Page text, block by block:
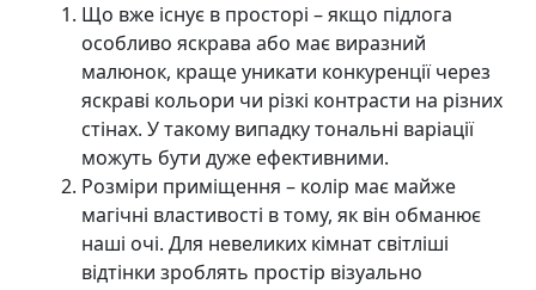
Що вже існує в просторі – якщо підлога
особливо яскрава або має виразний
малюнок, краще уникати конкуренції через
яскраві кольори чи різкі контрасти на різних
стінах. У такому випадку тональні варіації
можуть бути дуже ефективними.
Розміри приміщення – колір має майже
магічні властивості в тому, як він обманює
наші очі. Для невеликих кімнат світліші
відтінки зроблять простір візуально